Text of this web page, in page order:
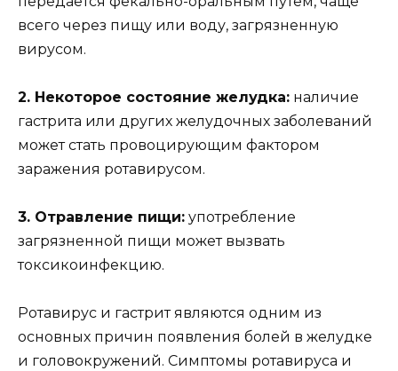
всего через пищу или воду, загрязненную
вирусом.
2. Некоторое состояние желудка: наличие
гастрита или других желудочных заболеваний
может стать провоцирующим фактором
заражения ротавирусом.
3. Отравление пищи: употребление
загрязненной пищи может вызвать
токсикоинфекцию.
Ротавирус и гастрит являются одним из
основных причин появления болей в желудке
и головокружений. Симптомы ротавируса и